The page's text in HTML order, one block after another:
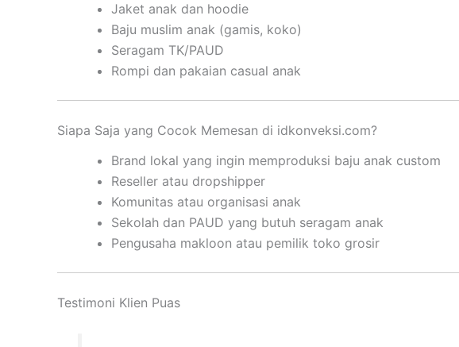
Jaket anak dan hoodie
Baju muslim anak (gamis, koko)
Seragam TK/PAUD
Rompi dan pakaian casual anak
Siapa Saja yang Cocok Memesan di idkonveksi.com?
Brand lokal yang ingin memproduksi baju anak custom
Reseller atau dropshipper
Komunitas atau organisasi anak
Sekolah dan PAUD yang butuh seragam anak
Pengusaha makloon atau pemilik toko grosir
Testimoni Klien Puas